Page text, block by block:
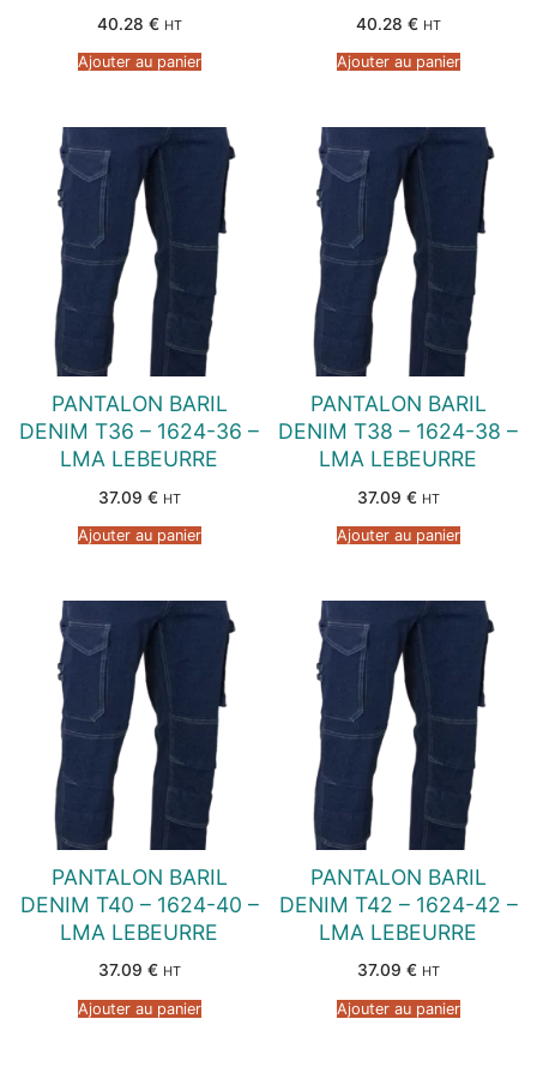
40.28 € HT
Ajouter au panier
40.28 € HT
Ajouter au panier
PANTALON BARIL
DENIM T36 – 1624-36 –
LMA LEBEURRE
37.09 € HT
Ajouter au panier
PANTALON BARIL
DENIM T38 – 1624-38 –
LMA LEBEURRE
37.09 € HT
Ajouter au panier
PANTALON BARIL
DENIM T40 – 1624-40 –
LMA LEBEURRE
37.09 € HT
Ajouter au panier
PANTALON BARIL
DENIM T42 – 1624-42 –
LMA LEBEURRE
37.09 € HT
Ajouter au panier